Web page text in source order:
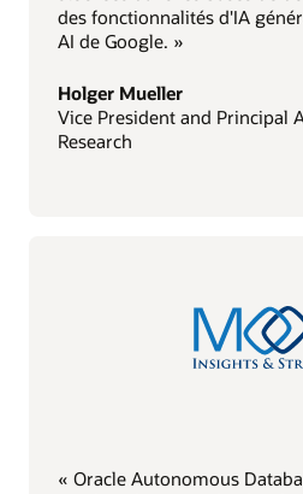
des fonctionnalités d'IA
AI de Google. »
Holger Mueller
Vice President and Principal
Research
« Oracle Autonomous